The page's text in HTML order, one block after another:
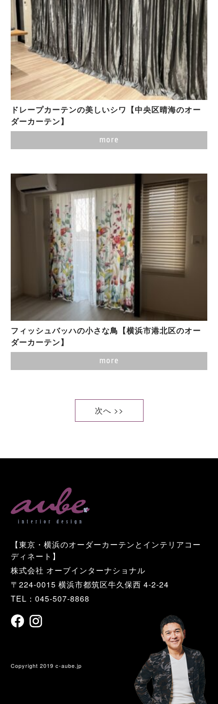
ドレープカーテンの美しいシワ【中央区晴海のオー
ダーカーテン】
more
フィッシュバッハの小さな鳥【横浜市港北区のオー
ダーカーテン】
more
次へ >>
【東京・横浜のオーダーカーテンとインテリアコー
ディネート】
株式会社 オーブインターナショナル
〒224-0015 横浜市都筑区牛久保西 4-2-24
TEL：045-507-8868
Copyright 2019 c-aube.jp